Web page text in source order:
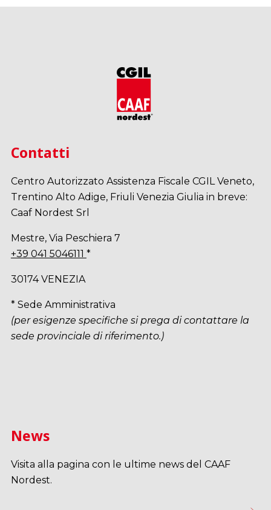
Contatti
Centro Autorizzato Assistenza Fiscale CGIL Veneto,
Trentino Alto Adige, Friuli Venezia Giulia in breve:
Caaf Nordest Srl
Mestre, Via Peschiera 7
+39 041 5046111 *
30174 VENEZIA
* Sede Amministrativa
(per esigenze specifiche si prega di contattare la
sede provinciale di riferimento.)
News
Visita alla pagina con le ultime news del CAAF
Nordest.